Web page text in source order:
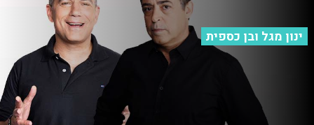
ינון מגל ובן כספית